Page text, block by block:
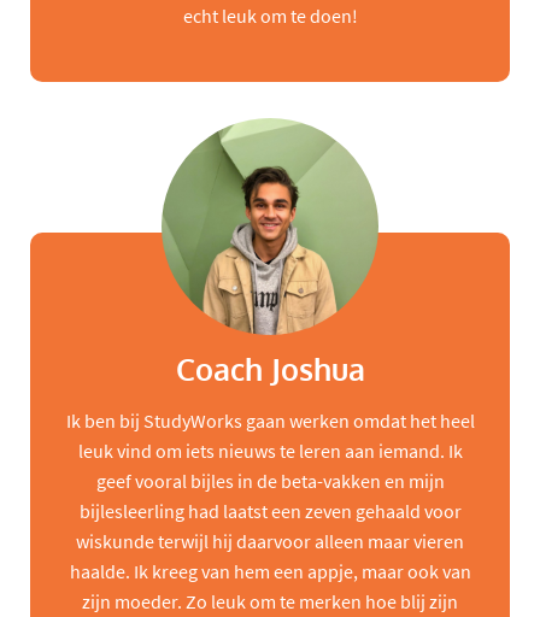
echt leuk om te doen!
Coach Joshua
Ik ben bij StudyWorks gaan werken omdat het heel
leuk vind om iets nieuws te leren aan iemand. Ik
geef vooral bijles in de beta-vakken en mijn
bijlesleerling had laatst een zeven gehaald voor
wiskunde terwijl hij daarvoor alleen maar vieren
haalde. Ik kreeg van hem een appje, maar ook van
zijn moeder. Zo leuk om te merken hoe blij zijn